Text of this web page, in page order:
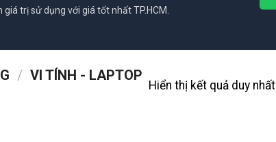
trị sử dụng với giá tốt nhất TP.HCM.
/ VI TÍNH - LAPTOP
Hiển thị kết quả duy nhất